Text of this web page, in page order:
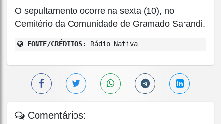
O sepultamento ocorre na sexta (10), no
Cemitério da Comunidade de Gramado Sarandi.
FONTE/CRÉDITOS: Rádio Nativa
Comentários: